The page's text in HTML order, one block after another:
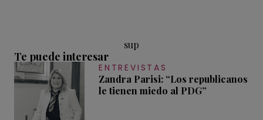
sup
Te puede interesar
ENTREVISTAS
Zandra Parisi: “Los republicanos
le tienen miedo al PDG”